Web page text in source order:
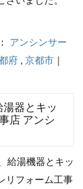
アンシンサー
府 , 京都市 ｜
器とキッ
店 アンシ
給湯機器とキッ
リフォーム工事